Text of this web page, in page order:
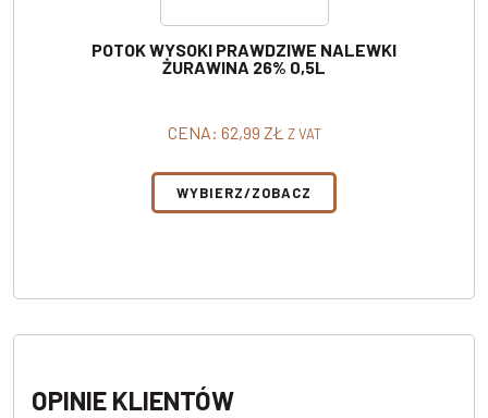
POTOK WYSOKI PRAWDZIWE NALEWKI
ŻURAWINA 26% 0,5L
CENA: 62,99 ZŁ Z VAT
WYBIERZ/ZOBACZ
OPINIE KLIENTÓW